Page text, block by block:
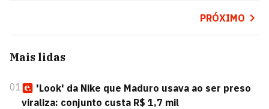
PRÓXIMO
Mais lidas
01
'Look' da Nike que Maduro usava ao ser preso
viraliza: conjunto custa R$ 1,7 mil